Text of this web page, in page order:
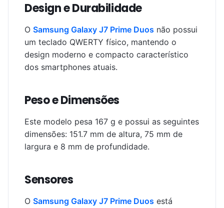
Design e Durabilidade
O Samsung Galaxy J7 Prime Duos não possui
um teclado QWERTY físico, mantendo o
design moderno e compacto característico
dos smartphones atuais.
Peso e Dimensões
Este modelo pesa 167 g e possui as seguintes
dimensões: 151.7 mm de altura, 75 mm de
largura e 8 mm de profundidade.
Sensores
O Samsung Galaxy J7 Prime Duos está